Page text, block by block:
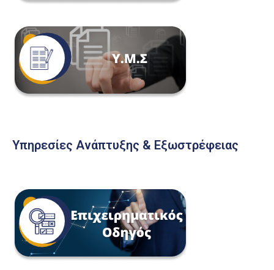
Υπηρεσίες Ανάπτυξης & Εξωστρέφειας